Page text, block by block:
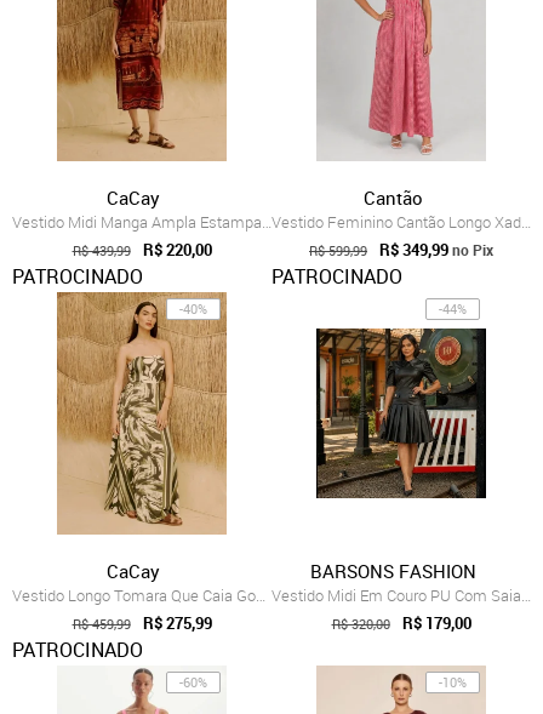
CaCay
Vestido Midi Manga Ampla Estampado Lago Titicaca
R$ 439,99 R$ 220,00
PATROCINADO
Cantão
Vestido Feminino Cantão Longo Xadrez Vermelho
R$ 599,99 R$ 349,99no Pix
PATROCINADO
-40%
CaCay
Vestido Longo Tomara Que Caia Godê Estam...
R$ 459,99 R$ 275,99
PATROCINADO
-44%
BARSONS FASHION
Vestido Midi Em Couro PU Com Saia Rodada...
R$ 320,00 R$ 179,00
-60% -10%